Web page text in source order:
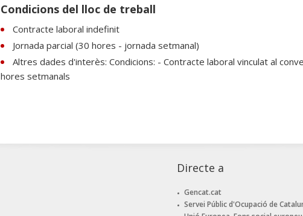
Condicions del lloc de treball
Contracte laboral indefinit
Jornada parcial (30 hores - jornada setmanal)
Altres dades d'interès: Condicions: - Contracte laboral vinculat al
hores setmanals
Directe a
Gencat.cat
Servei Públic d'Ocupació de